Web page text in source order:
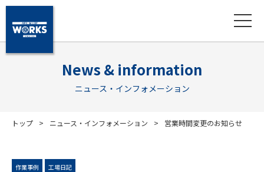
News & information
ニュース・インフォメーション
トップ ニュース・インフォメーション 営業時間変更のお知らせ
作業事例 工場日記